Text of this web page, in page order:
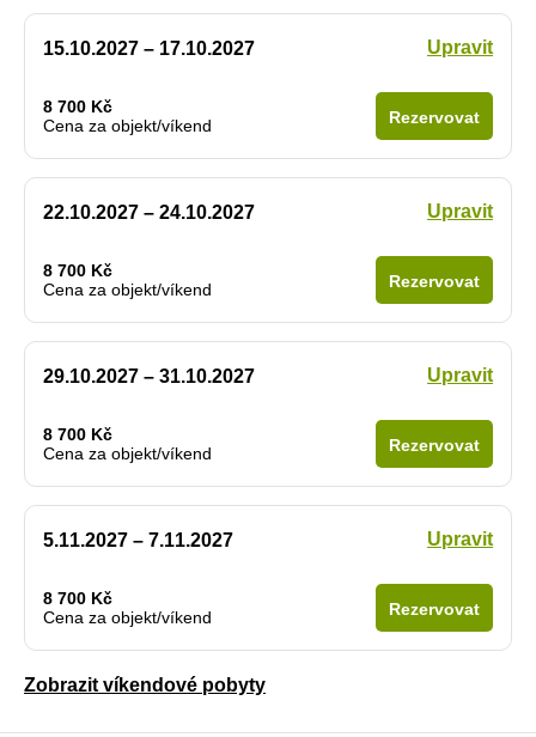
15.10.2027 – 17.10.2027 Upravit
8 700 Kč
Cena za objekt/víkend
Rezervovat
22.10.2027 – 24.10.2027 Upravit
8 700 Kč
Cena za objekt/víkend
Rezervovat
29.10.2027 – 31.10.2027 Upravit
8 700 Kč
Cena za objekt/víkend
Rezervovat
5.11.2027 – 7.11.2027 Upravit
8 700 Kč
Cena za objekt/víkend
Rezervovat
Zobrazit víkendové pobyty